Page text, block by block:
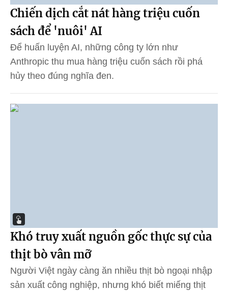
Chiến dịch cắt nát hàng triệu cuốn
sách để 'nuôi' AI
Để huấn luyện AI, những công ty lớn như
Anthropic thu mua hàng triệu cuốn sách rồi phá
hủy theo đúng nghĩa đen.
Khó truy xuất nguồn gốc thực sự của
thịt bò vân mỡ
Người Việt ngày càng ăn nhiều thịt bò ngoại nhập
sản xuất công nghiệp, nhưng khó biết miếng thịt